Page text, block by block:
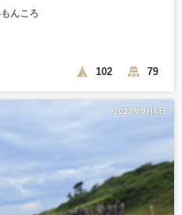
んころ
102 79
2022年9月6日